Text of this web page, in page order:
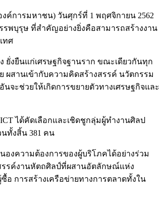
ค์การมหาชน) วันศุกร์ที่ 1 พฤศจิกายน 2562
พบุรุษ ที่สำคัญอย่างยิ่งคือสามารถสร้างงาน
ทศ
ยั่งยืนแก่เศรษฐกิจฐานราก ขณะเดียวกันทุก
สานเข้ากับความคิดสร้างสรรค์ นวัตกรรม
จะช่วยให้เกิดการขยายตัวทางเศรษฐกิจและ
ได้คัดเลือกและเชิดชูกลุ่มผู้ทำงานศิลป
ทั้งสิ้น 381 คน
งความต้องการของผู้บริโภคได้อย่างร่วม
รรค์งานหัตถศิลป์ที่ผสานอัตลักษณ์แห่ง
อ การสร้างเครือข่ายทางการตลาดทั้งใน